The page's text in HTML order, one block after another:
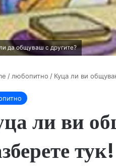
да общуваш с другите?
/ любопитно / Куца ли ви
ли ви
тук!